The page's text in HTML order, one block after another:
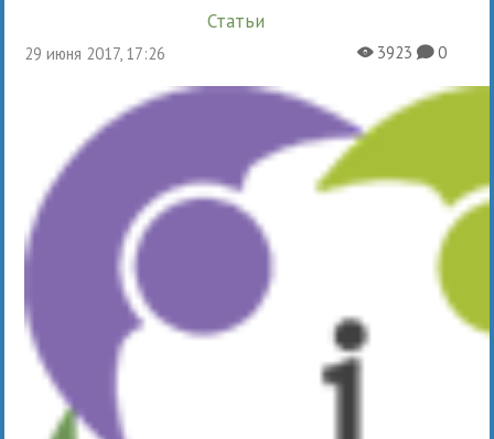
Статьи
29 июня 2017, 17:26 X3923K0